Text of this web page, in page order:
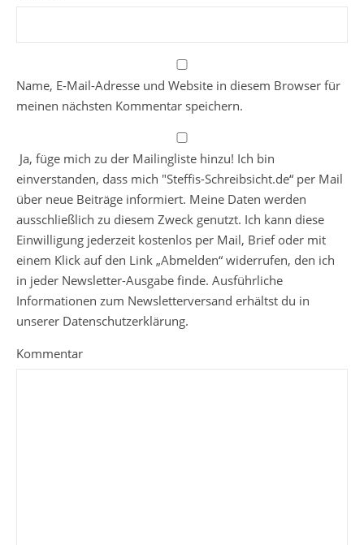
Name, E-Mail-Adresse und Website in diesem Browser für
meinen nächsten Kommentar speichern.
Ja, füge mich zu der Mailingliste hinzu! Ich bin
einverstanden, dass mich "Steffis-Schreibsicht.de“ per Mail
über neue Beiträge informiert. Meine Daten werden
ausschließlich zu diesem Zweck genutzt. Ich kann diese
Einwilligung jederzeit kostenlos per Mail, Brief oder mit
einem Klick auf den Link „Abmelden“ widerrufen, den ich
in jeder Newsletter-Ausgabe finde. Ausführliche
Informationen zum Newsletterversand erhältst du in
unserer Datenschutzerklärung.
Kommentar